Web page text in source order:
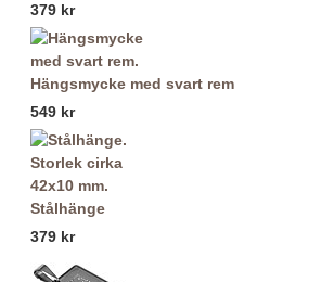
379 kr
Hängsmycke med svart rem
549 kr
Stålhänge
379 kr